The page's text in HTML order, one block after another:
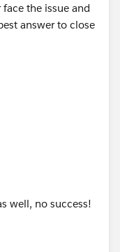
the issue and
answer to close
well, no success!